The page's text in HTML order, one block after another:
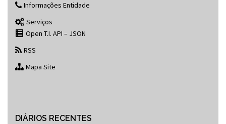
Informações Entidade
Serviços
Open T.I. API – JSON
RSS
Mapa Site
DIÁRIOS RECENTES